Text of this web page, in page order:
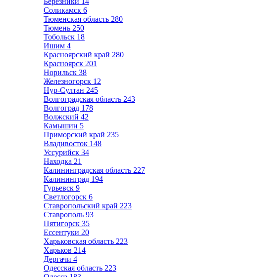
Соликамск 6
Тюменская область 280
Тюмень 250
Тобольск 18
Ишим 4
Красноярский край 280
Красноярск 201
Норильск 38
Железногорск 12
Нур-Султан 245
Волгоградская область 243
Волгоград 178
Волжский 42
Камышин 5
Приморский край 235
Владивосток 148
Уссурийск 34
Находка 21
Калининградская область 227
Калининград 194
Гурьевск 9
Светлогорск 6
Ставропольский край 223
Ставрополь 93
Пятигорск 35
Ессентуки 20
Харьковская область 223
Харьков 214
Дергачи 4
Одесская область 223